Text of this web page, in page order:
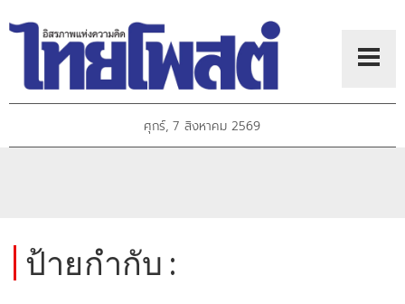
ศุกร์, 7 สิงหาคม 2569
ป้ายกำกับ :